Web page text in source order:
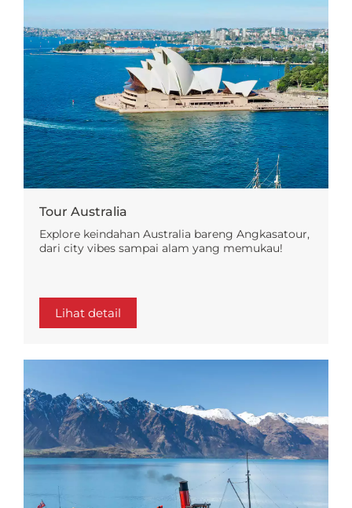
Tour Australia
Explore keindahan Australia bareng Angkasatour,
dari city vibes sampai alam yang memukau!
Lihat detail